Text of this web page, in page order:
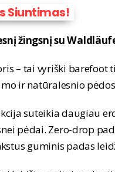
Siuntimas!
žingsnį su
– tai vyriški barefoot
ir natūralesnio
suteikia daugiau
pėdai. Zero-drop
guminis padas